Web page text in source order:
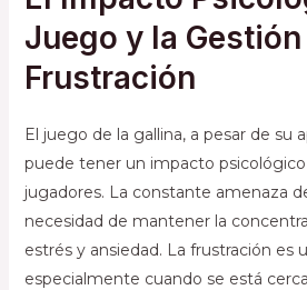
Juego y la Gestión
Frustración
El juego de la gallina, a pesar de su
puede tener un impacto
jugadores. La constante amenaza
necesidad de mantener la
estrés y ansiedad. La frustración es
especialmente cuando se está